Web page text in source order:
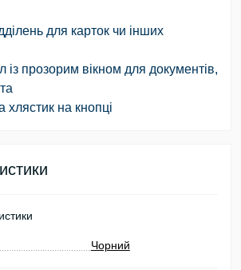
для карток чи інших
із прозорим вікном для документів,
хлястик на кнопці
Чорний